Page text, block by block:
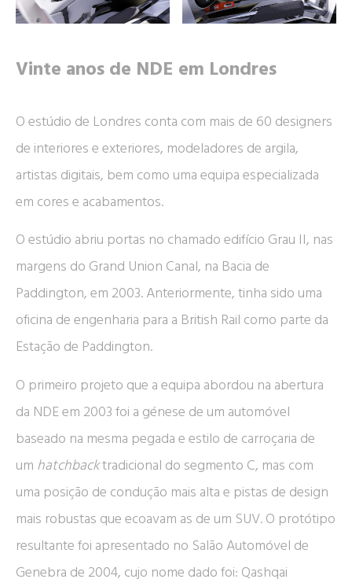
Vinte anos de NDE em Londres
O estúdio de Londres conta com mais de 60 designers
de interiores e exteriores, modeladores de argila,
artistas digitais, bem como uma equipa especializada
em cores e acabamentos.
O estúdio abriu portas no chamado edifício Grau II, nas
margens do Grand Union Canal, na Bacia de
Paddington, em 2003. Anteriormente, tinha sido uma
oficina de engenharia para a British Rail como parte da
Estação de Paddington.
O primeiro projeto que a equipa abordou na abertura
da NDE em 2003 foi a génese de um automóvel
baseado na mesma pegada e estilo de carroçaria de
um hatchbacktradicional do segmento C, mas com
uma posição de condução mais alta e pistas de design
mais robustas que ecoavam as de um SUV. O protótipo
resultante foi apresentado no Salão Automóvel de
Genebra de 2004, cujo nome dado foi: Qashqai